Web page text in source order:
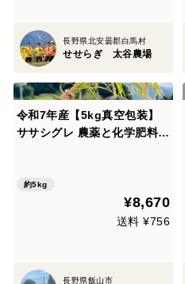
長野県北安曇郡白馬村
せせらぎ 太谷農場
令和7年産【5kg真空包装】
ササシグレ 農薬と化学肥料を
約5kg
¥8,670
送料 ¥756
長野県飯山市